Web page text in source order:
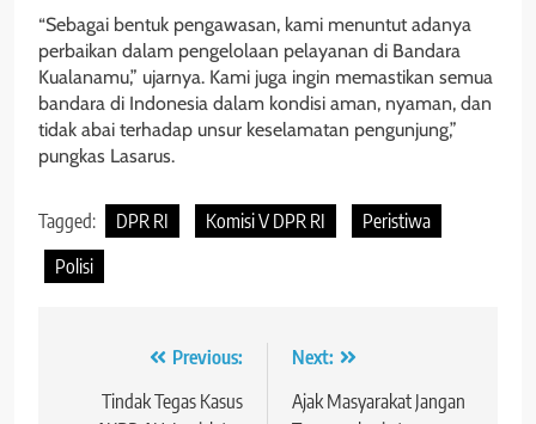
“Sebagai bentuk pengawasan, kami menuntut adanya
perbaikan dalam pengelolaan pelayanan di Bandara
Kualanamu,” ujarnya. Kami juga ingin memastikan semua
bandara di Indonesia dalam kondisi aman, nyaman, dan
tidak abai terhadap unsur keselamatan pengunjung,”
pungkas Lasarus.
Tagged: DPR RI Komisi V DPR RI
Peristiwa
Polisi
Navigasi
pos
Previous:
Tindak Tegas Kasus
Next:
Ajak Masyarakat Jangan